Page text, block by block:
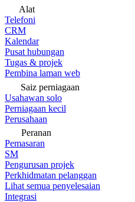
Alat
Telefoni
CRM
Kalendar
Pusat hubungan
Tugas & projek
Pembina laman web
Saiz perniagaan
Usahawan solo
Perniagaan kecil
Perusahaan
Peranan
Pemasaran
SM
Pengurusan projek
Perkhidmatan pelanggan
Lihat semua penyelesaian
Integrasi